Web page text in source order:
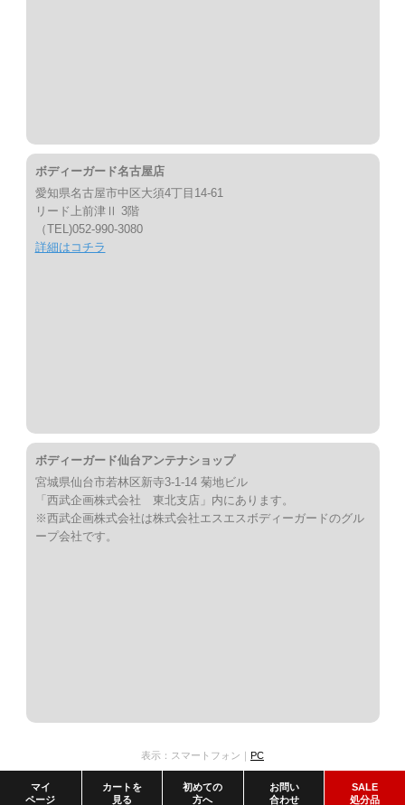
マイ
ページ
カートを
見る
初めての
方へ
お問い
合わせ
SALE
処分品
ボディーガード名古屋店
愛知県名古屋市中区大須4丁目14-61
リード上前津Ⅱ 3階
（TEL)052-990-3080
詳細はコチラ
ボディーガード仙台アンテナショップ
宮城県仙台市若林区新寺3-1-14 菊地ビル
「西武企画株式会社 東北支店」内にあります。
※西武企画株式会社は株式会社エスエスボディーガードのグル
ープ会社です。
表示：スマートフォン｜ PC